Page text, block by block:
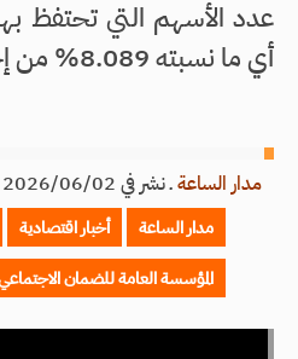
أي ما نسبته 8.089% من إجمالي أسهم البنك.
مدار الساعةـنشر في 2026/06/02 الساعة 10:42
مدار الساعة أخبار اقتصادية
المؤسسة العامة للضمان